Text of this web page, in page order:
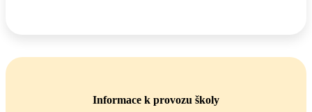
Informace k provozu školy